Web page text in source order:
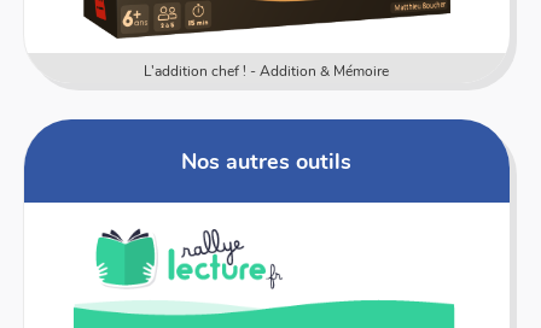
L'addition chef ! - Addition & Mémoire
Nos autres outils